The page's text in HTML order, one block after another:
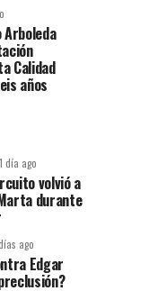
Calidad
años
1 día ago
volvió a
durante
ago
Edgar